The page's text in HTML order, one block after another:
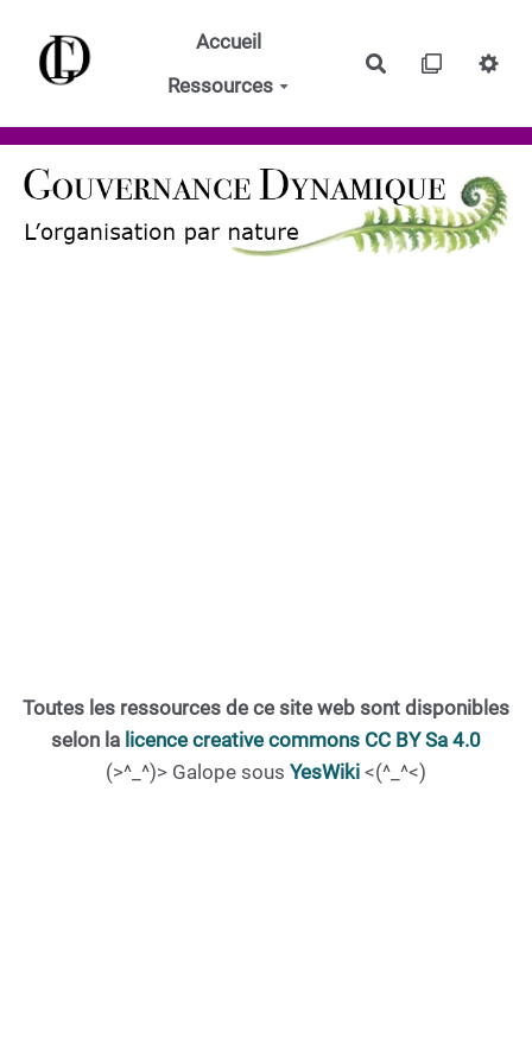
Aller au contenu principal
Accueil
Ressources
Rechercher
Toutes les ressources de ce site web sont disponibles
selon la licence creative commons CC BY Sa 4.0
(>^_^)> Galope sous YesWiki <(^_^<)